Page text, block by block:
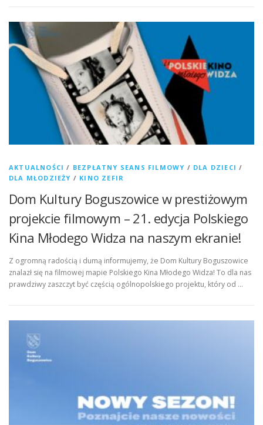
AKTUALNOŚCI / BEZPŁATNY SEANS FILMOWY / DLA DZIECI /
DLA MŁODZIEŻY / KINO ZEFIR
Dom Kultury Boguszowice w prestiżowym
projekcie filmowym – 21. edycja Polskiego
Kina Młodego Widza na naszym ekranie!
Z ogromną radością i dumą informujemy, że Dom Kultury Boguszowice
znalazł się na filmowej mapie Polskiego Kina Młodego Widza! To dla nas
prawdziwy zaszczyt być częścią ogólnopolskiego projektu, który od …